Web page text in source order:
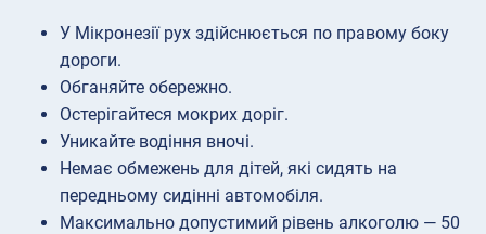
У Мікронезії рух здійснюється по правому боку
дороги.
Обганяйте обережно.
Остерігайтеся мокрих доріг.
Уникайте водіння вночі.
Немає обмежень для дітей, які сидять на
передньому сидінні автомобіля.
Максимально допустимий рівень алкоголю — 50